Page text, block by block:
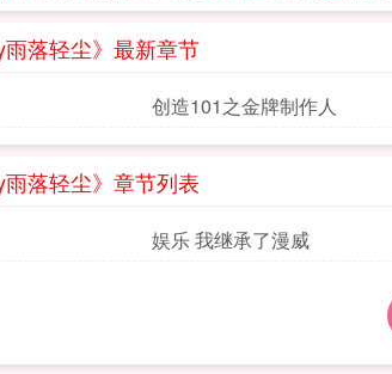
雨落轻尘》最新章节
创造101之金牌制作人
雨落轻尘》章节列表
娱乐 我继承了漫威